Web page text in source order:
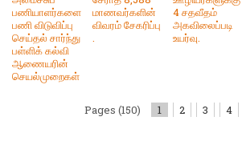
பணியாளர்களை
பணி விடுவிப்பு
செய்தல் சார்ந்து
பள்ளிக் கல்வி
ஆணையரின்
செயல்முறைகள்
மாணவர்களின்
விவரம் சேகரிப்பு
.
4 சதவீதம்
அகவிலைப்படி
உயர்வு.
Pages (150) 1 2 3 4